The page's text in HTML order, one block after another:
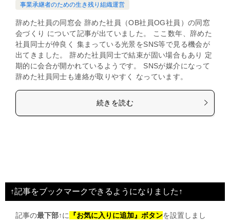
事業承継者のための生き残り組織運営
辞めた社員の同窓会 辞めた社員（OB社員OG社員）の同窓
会づくり について記事が出ていました。 ここ数年、辞めた
社員同士が仲良く 集まっている光景をSNS等で見る機会が
出てきました。 辞めた社員同士で結束が固い場合もあり 定
期的に会合が開かれているようです。 SNSが媒介になって
辞めた社員同士も連絡が取りやすく なっています。
続きを読む
↑記事をブックマークできるようになりました↑
記事の最下部↑に 『お気に入りに追加』ボタンを設置しまし